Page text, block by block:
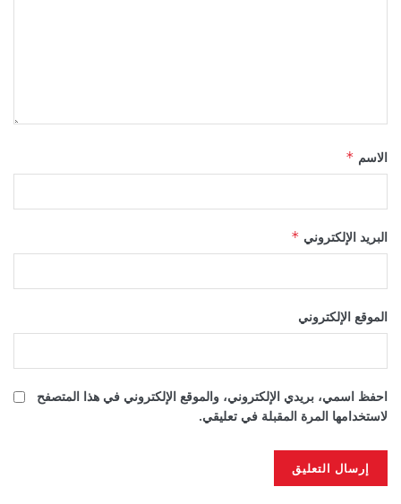
الاسم *
البريد الإلكتروني *
الموقع الإلكتروني
احفظ اسمي، بريدي الإلكتروني، والموقع الإلكتروني في هذا المتصفح
لاستخدامها المرة المقبلة في تعليقي.